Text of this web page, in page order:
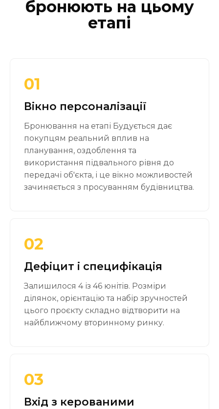
бронюють на цьому
етапі
01
Вікно персоналізації
Бронювання на етапі Будується дає
покупцям реальний вплив на
планування, оздоблення та
використання підвального рівня до
передачі об'єкта, і це вікно можливостей
зачиняється з просуванням будівництва.
02
Дефіцит і специфікація
Залишилося 4 із 46 юнітів. Розміри
ділянок, орієнтацію та набір зручностей
цього проєкту складно відтворити на
найближчому вторинному ринку.
03
Вхід з керованими